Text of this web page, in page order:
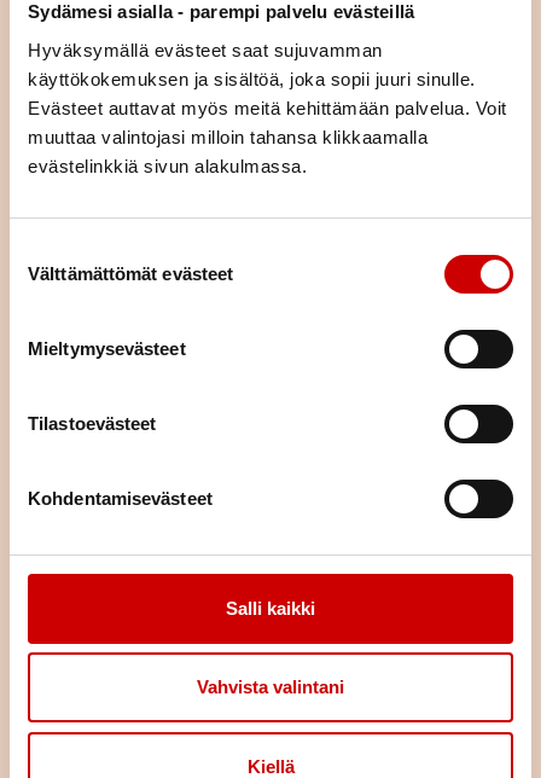
Sydämesi asialla - parempi palvelu evästeillä
Hyväksymällä evästeet saat sujuvamman
käyttökokemuksen ja sisältöä, joka sopii juuri sinulle.
Evästeet auttavat myös meitä kehittämään palvelua. Voit
muuttaa valintojasi milloin tahansa klikkaamalla
evästelinkkiä sivun alakulmassa.
Välttämättömät evästeet
Mieltymysevästeet
Tilastoevästeet
Kohdentamisevästeet
Salli kaikki
Vahvista valintani
Kiellä
osallistumaan tai vaikka järjestämään toimintaa – ihan miten